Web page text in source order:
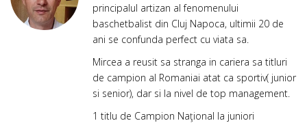
principalul artizan al fenomenului
baschetbalist din Cluj Napoca, ultimii 20 de
ani se confunda perfect cu viata sa.
Mircea a reusit sa stranga in cariera sa titluri
de campion al Romaniai atat ca sportiv( junior
si senior), dar si la nivel de top management.
1 titlu de Campion Naţional la juniori